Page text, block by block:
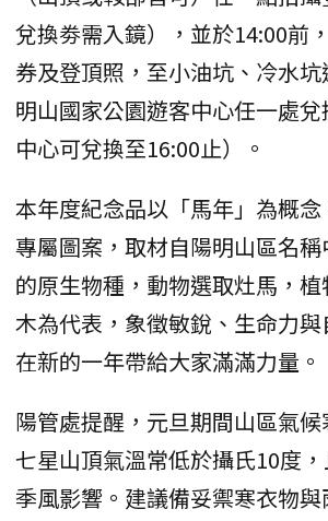
兌換劵需入鏡），並於14:00前
券及登頂照，至小油坑、冷水
明山國家公園遊客中心任一處
中心可兌換至16:00止）。
本年度紀念品以「馬年」為概
專屬圖案，取材自陽明山區名
的原生物種，動物選取灶馬，
木為代表，象徵敏銳、生命力
在新的一年帶給大家滿滿力量。
陽管處提醒，元旦期間山區氣
七星山頂氣溫常低於攝氏10度
季風影響。建議備妥禦寒衣物